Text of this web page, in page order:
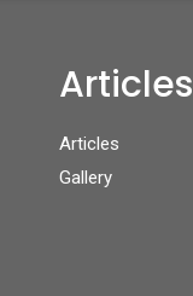
Articles
Articles
Gallery